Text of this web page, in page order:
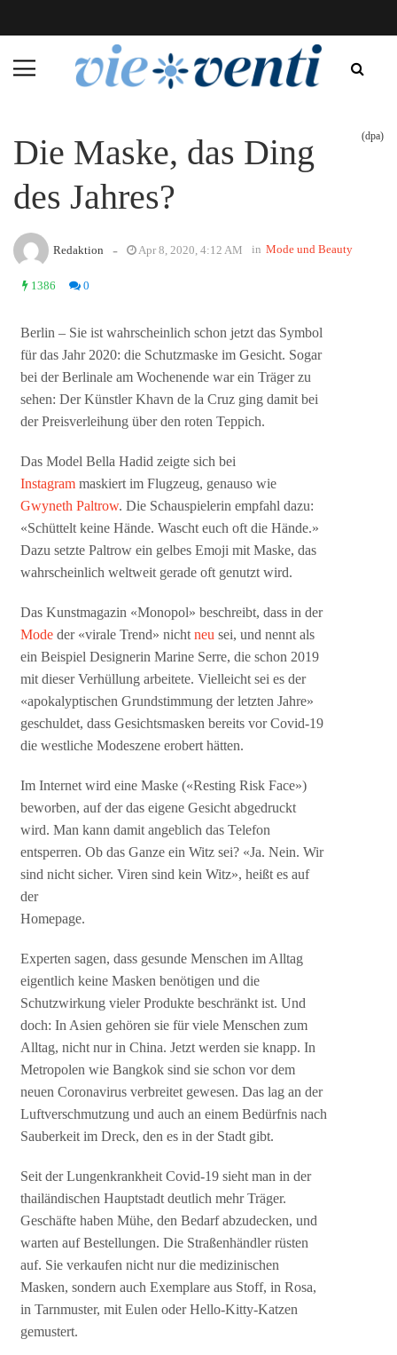
Die Maske, das Ding
des Jahres?
(dpa)
Redaktion - Apr 8, 2020, 4:12 AM in Mode und Beauty
1386 0
Berlin – Sie ist wahrscheinlich schon jetzt das Symbol
für das Jahr 2020: die Schutzmaske im Gesicht. Sogar
bei der Berlinale am Wochenende war ein Träger zu
sehen: Der Künstler Khavn de la Cruz ging damit bei
der Preisverleihung über den roten Teppich.
Das Model Bella Hadid zeigte sich bei
Instagram maskiert im Flugzeug, genauso wie
Gwyneth Paltrow. Die Schauspielerin empfahl dazu:
«Schüttelt keine Hände. Wascht euch oft die Hände.»
Dazu setzte Paltrow ein gelbes Emoji mit Maske, das
wahrscheinlich weltweit gerade oft genutzt wird.
Das Kunstmagazin «Monopol» beschreibt, dass in der
Mode der «virale Trend» nichtneu sei, und nennt als
ein Beispiel Designerin Marine Serre, die schon 2019
mit dieser Verhüllung arbeitete. Vielleicht sei es der
«apokalyptischen Grundstimmung der letzten Jahre»
geschuldet, dass Gesichtsmasken bereits vor Covid-19
die westliche Modeszene erobert hätten.
Im Internet wird eine Maske («Resting Risk Face»)
beworben, auf der das eigene Gesicht abgedruckt
wird. Man kann damit angeblich das Telefon
entsperren. Ob das Ganze ein Witz sei? «Ja. Nein. Wir
sind nicht sicher. Viren sind kein Witz», heißt es auf
der
Homepage.
Experten sagen, dass gesunde Menschen im Alltag
eigentlich keine Masken benötigen und die
Schutzwirkung vieler Produkte beschränkt ist. Und
doch: In Asien gehören sie für viele Menschen zum
Alltag, nicht nur in China. Jetzt werden sie knapp. In
Metropolen wie Bangkok sind sie schon vor dem
neuen Coronavirus verbreitet gewesen. Das lag an der
Luftverschmutzung und auch an einem Bedürfnis nach
Sauberkeit im Dreck, den es in der Stadt gibt.
Seit der Lungenkrankheit Covid-19 sieht man in der
thailändischen Hauptstadt deutlich mehr Träger.
Geschäfte haben Mühe, den Bedarf abzudecken, und
warten auf Bestellungen. Die Straßenhändler rüsten
auf. Sie verkaufen nicht nur die medizinischen
Masken, sondern auch Exemplare aus Stoff, in Rosa,
in Tarnmuster, mit Eulen oder Hello-Kitty-Katzen
gemustert.